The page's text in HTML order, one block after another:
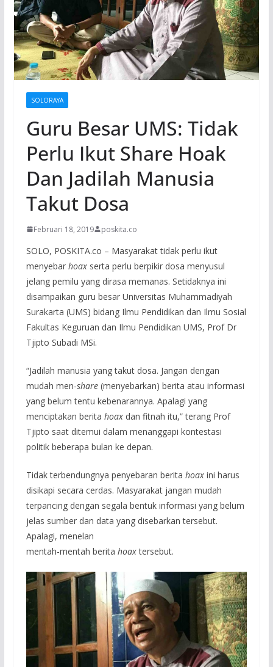
SOLORAYA
Guru Besar UMS: Tidak
Perlu Ikut Share Hoak
Dan Jadilah Manusia
Takut Dosa
Februari 18, 2019 poskita.co
SOLO, POSKITA.co – Masyarakat tidak perlu ikut
menyebar hoaxserta perlu berpikir dosa menyusul
jelang pemilu yang dirasa memanas. Setidaknya ini
disampaikan guru besar Universitas Muhammadiyah
Surakarta (UMS) bidang Ilmu Pendidikan dan Ilmu Sosial
Fakultas Keguruan dan Ilmu Pendidikan UMS, Prof Dr
Tjipto Subadi MSi.
“Jadilah manusia yang takut dosa. Jangan dengan
mudah men-share(menyebarkan) berita atau informasi
yang belum tentu kebenarannya. Apalagi yang
menciptakan berita hoaxdan fitnah itu,” terang Prof
Tjipto saat ditemui dalam menanggapi kontestasi
politik beberapa bulan ke depan.
Tidak terbendungnya penyebaran berita hoaxini harus
disikapi secara cerdas. Masyarakat jangan mudah
terpancing dengan segala bentuk informasi yang belum
jelas sumber dan data yang disebarkan tersebut.
Apalagi, menelan
mentah-mentah berita hoaxtersebut.